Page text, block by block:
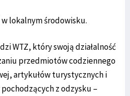
w lokalnym środowisku.
WTZ, który swoją działalność
przedmiotów codziennego
artykułów turystycznych i
z odzysku –